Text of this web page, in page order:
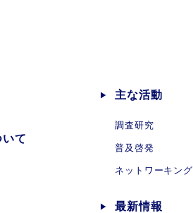
て
主な活動
調査研究
普及啓発
ネットワーキング
最新情報